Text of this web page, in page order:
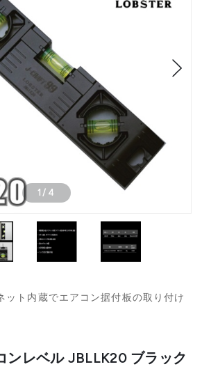
1 / 4
ット内蔵でエアコン据付板の取り付け
ンレベル JBLLK20 ブラック